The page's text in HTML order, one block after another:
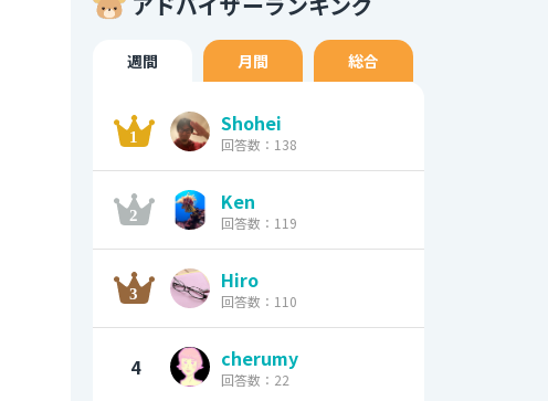
週間 月間 総合
Shohei
回答数：138
Ken
回答数：119
Hiro
回答数：110
4 cherumy
回答数：22